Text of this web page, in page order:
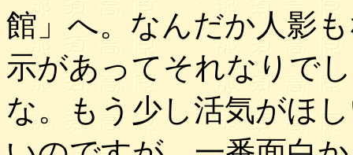
館」へ。なんだか人影
示があってそれなりで
な。もう少し活気がほ